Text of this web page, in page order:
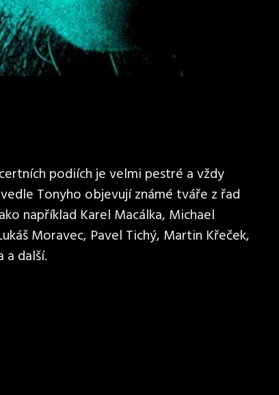
podiích je velmi pestré a vždy
Tonyho objevují známé tváře z řad
například Karel Macálka, Michael
Moravec, Pavel Tichý, Martin Křeček,
a další.